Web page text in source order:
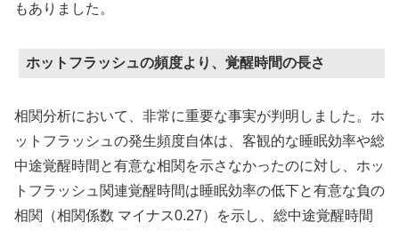
もありました。
ホットフラッシュの頻度より、覚醒時間の長さ
相関分析において、非常に重要な事実が判明しました。ホ
ットフラッシュの発生頻度自体は、客観的な睡眠効率や総
中途覚醒時間と有意な相関を示さなかったのに対し、ホッ
トフラッシュ関連覚醒時間は睡眠効率の低下と有意な負の
相関（相関係数 マイナス0.27）を示し、総中途覚醒時間